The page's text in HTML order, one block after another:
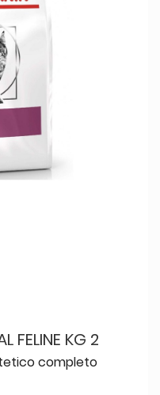
FELINE KG 2
completo